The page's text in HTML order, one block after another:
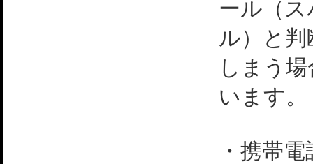
ール（
ル）と
しまう
います。
・携帯